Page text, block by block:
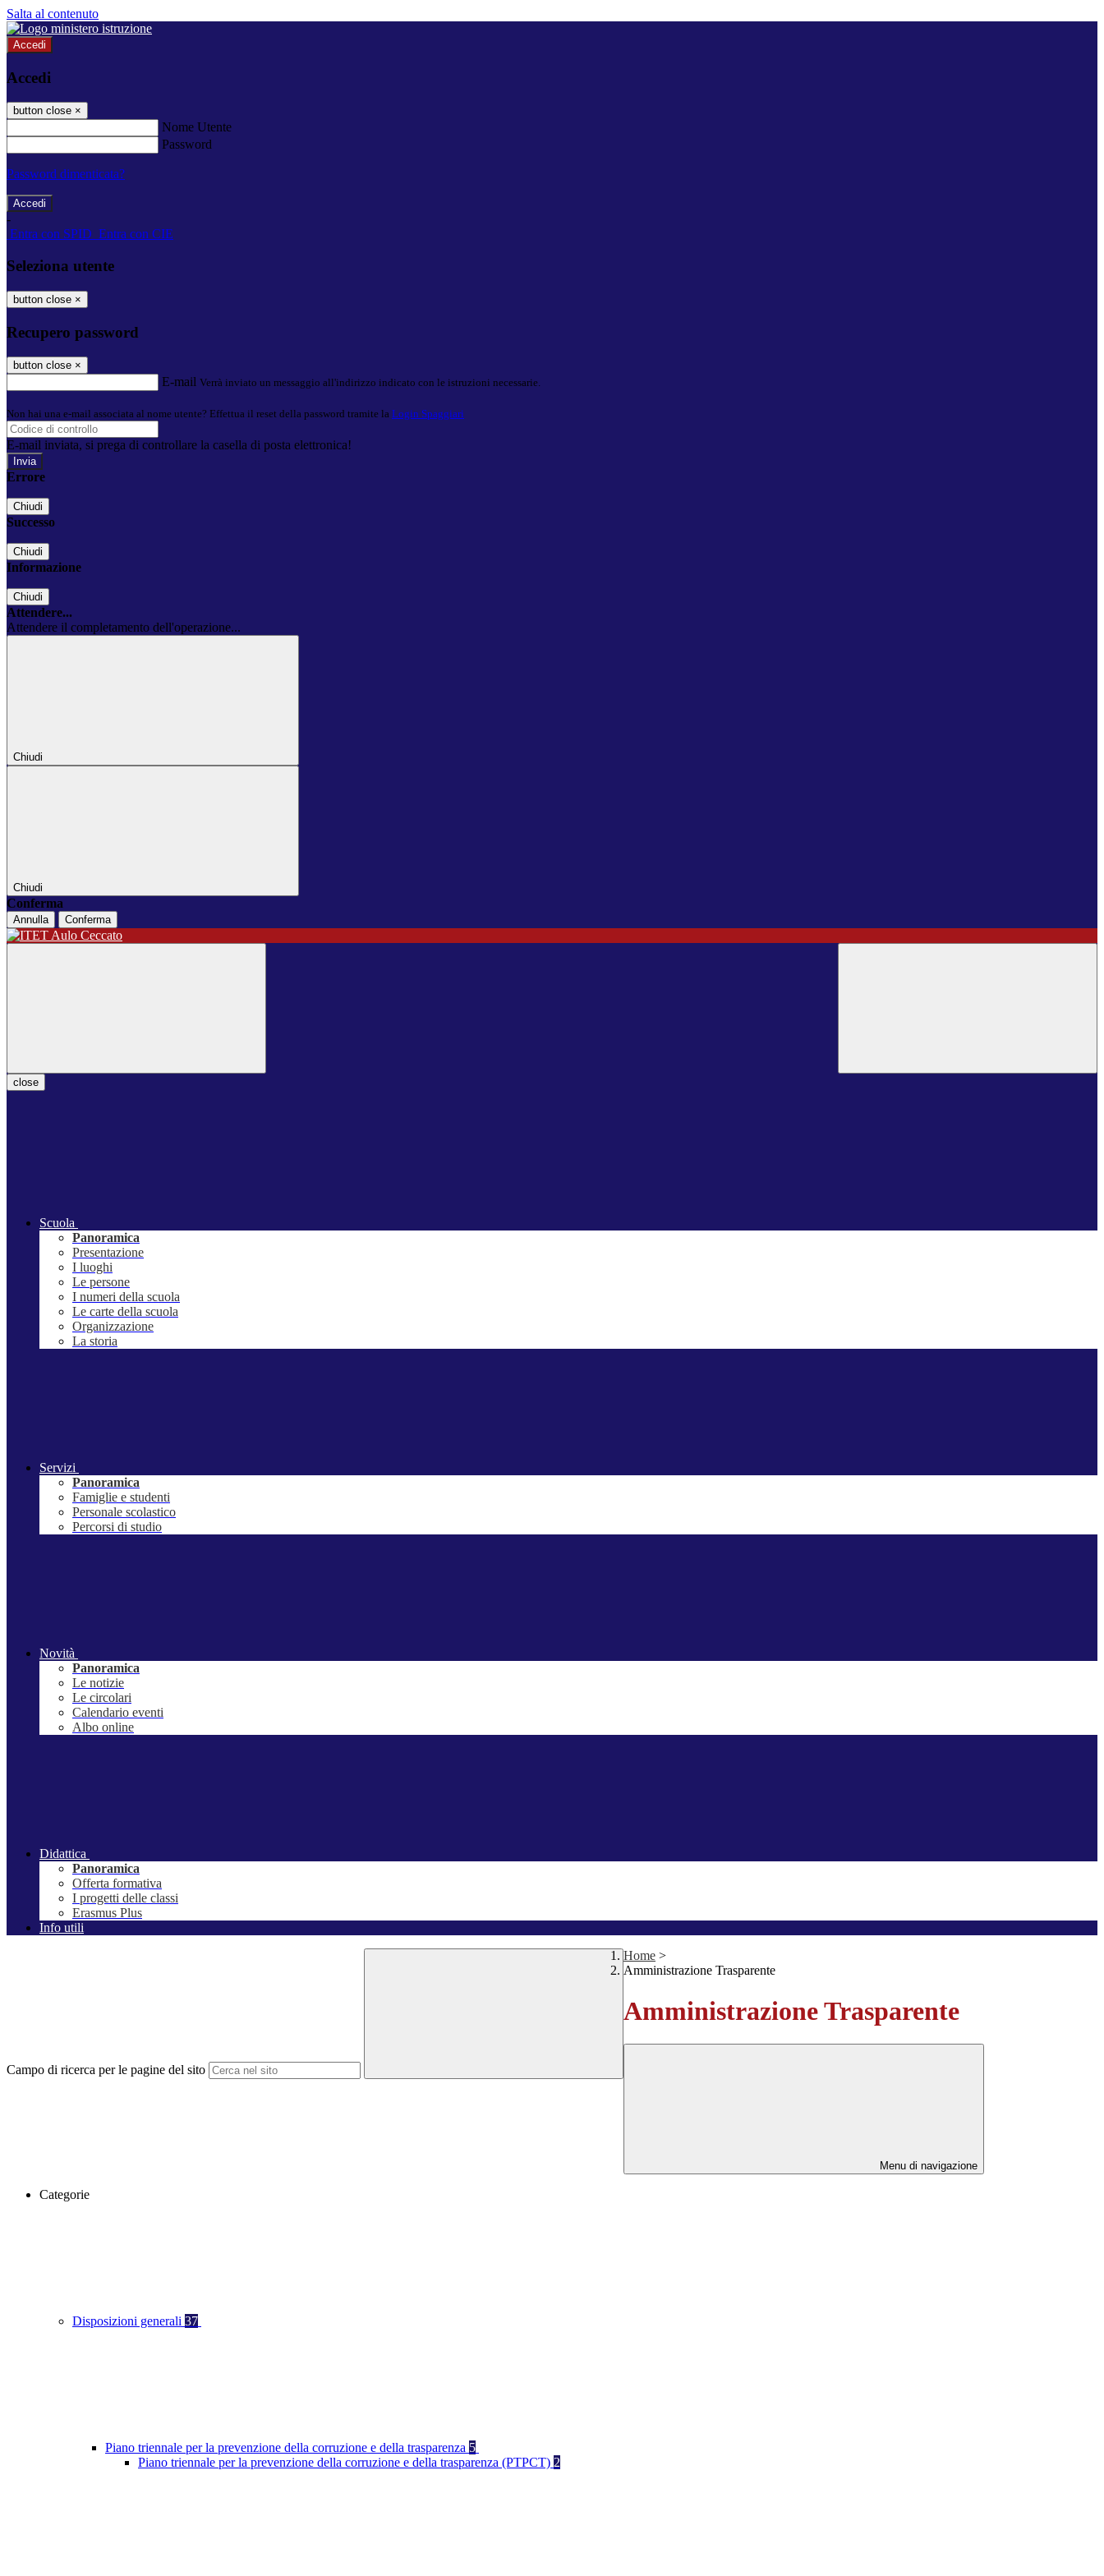
Salta al contenuto
Accedi
Accedi
button close ×
Nome Utente
Password
Password dimenticata?
-
Entra con SPID Entra con CIE
Seleziona utente
button close ×
Recupero password
button close ×
E-mail Verrà inviato un messaggio all'indirizzo indicato con le istruzioni necessarie.
Non hai una e-mail associata al nome utente? Effettua il reset della password tramite la Login Spaggiari
E-mail inviata, si prega di controllare la casella di posta elettronica!
Errore
Chiudi
Successo
Chiudi
Informazione
Chiudi
Attendere...
Attendere il completamento dell'operazione...
Chiudi
Chiudi
Conferma
Annulla Conferma
close
Scuola
Panoramica
Presentazione
I luoghi
Le persone
I numeri della scuola
Le carte della scuola
Organizzazione
La storia
Servizi
Panoramica
Famiglie e studenti
Personale scolastico
Percorsi di studio
Novità
Panoramica
Le notizie
Le circolari
Calendario eventi
Albo online
Didattica
Panoramica
Offerta formativa
I progetti delle classi
Erasmus Plus
Info utili
Campo di ricerca per le pagine del sito
Home >
Amministrazione Trasparente
Amministrazione Trasparente
Menu di navigazione
Categorie
Disposizioni generali 37
Piano triennale per la prevenzione della corruzione e della trasparenza 5
Piano triennale per la prevenzione della corruzione e della trasparenza (PTPCT) 2